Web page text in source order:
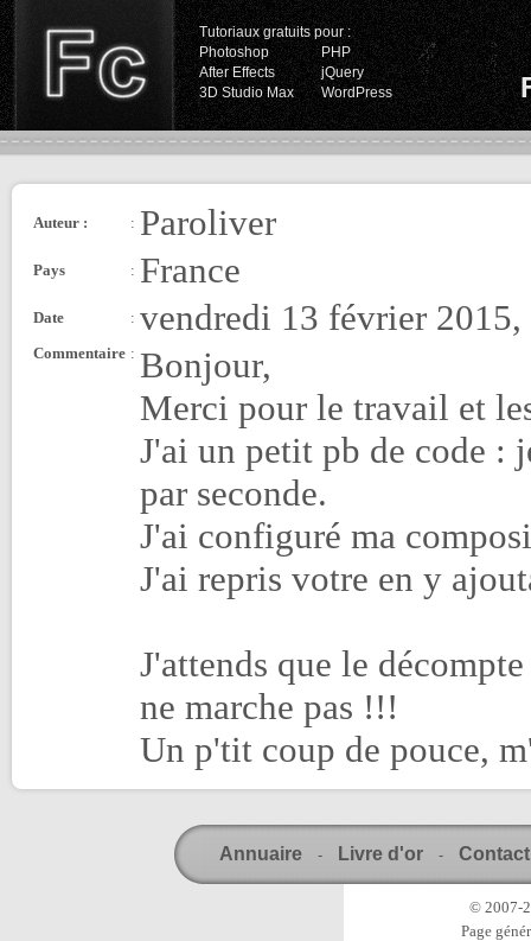
Tutoriaux gratuits pour :
Photoshop
PHP
After Effects
jQuery
3D Studio Max
WordPress
Auteur : : Paroliver
Pays : France
Date : vendredi 13 février
Commentaire : Bonjour,
Merci pour le travail et
J'ai un petit pb de code :
par seconde.
J'ai configuré ma
J'ai repris votre en y
J'attends que le
ne marche pas !!!
Un p'tit coup de pouce,
Annuaire - Livre d'or - Contact
© 2007-
Page